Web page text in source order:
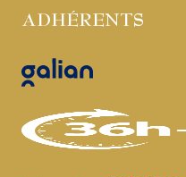
ADHÉRENTS